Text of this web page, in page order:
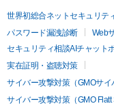
世界初総合ネットセキュリテ
パスワード漏洩診断
Web
セキュリティ相談AIチャット
実在証明・盗聴対策
サイバー攻撃対策（GMOサイ
サイバー攻撃対策（GMO Flatt